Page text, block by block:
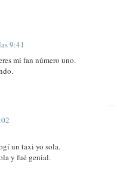
9:41
mi fan número uno.
un taxi yo sola.
y fué genial.